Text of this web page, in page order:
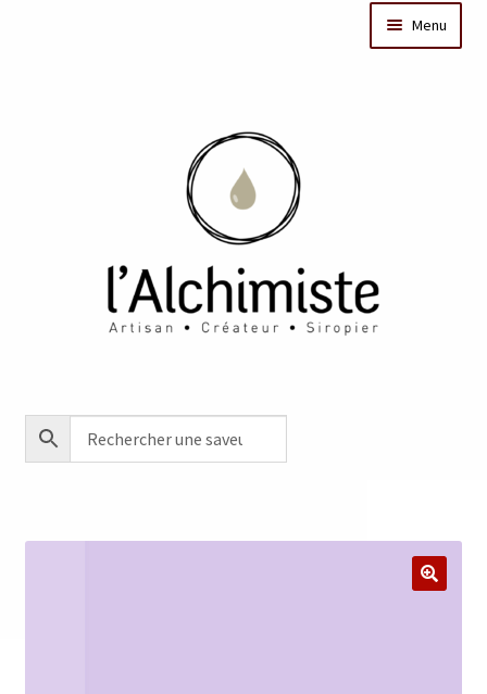
Menu
Acheter en ligne
Contact